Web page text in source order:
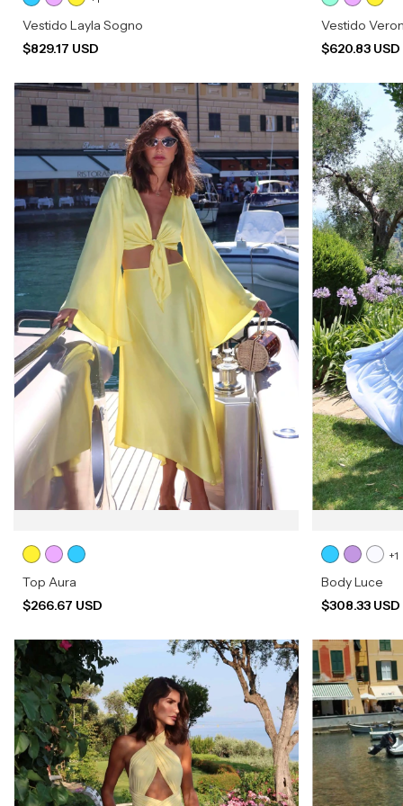
Vestido Layla Sogno
$829.17 USD
Vestido
$620.83 USD
Top Aura
$266.67 USD
+1
Body Luce
$308.33 USD